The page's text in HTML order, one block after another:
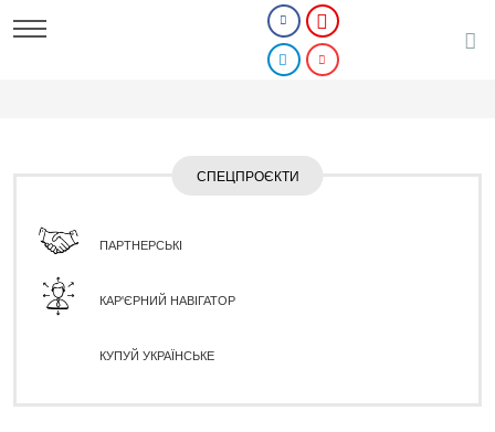
СПЕЦПРОЄКТИ
ПАРТНЕРСЬКІ
КАР'ЄРНИЙ НАВІГАТОР
КУПУЙ УКРАЇНСЬКЕ